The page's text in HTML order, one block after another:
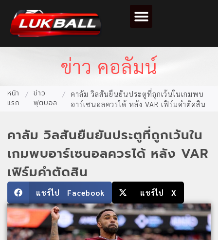
ข่าว คอลัมน์
หน้า
แรก
/ ข่าว
ฟุตบอล
/
คาลัม วิลสันยืนยันประตูที่ถูกเว้นในเกมพบ
อาร์เซนอลควรได้ หลัง VAR เฟิร์มคำตัดสิน
คาลัม วิลสันยืนยันประตูที่ถูกเว้นใน
เกมพบอาร์เซนอลควรได้ หลัง VAR
เฟิร์มคำตัดสิน
แชร์ไป Facebook แชร์ไป X